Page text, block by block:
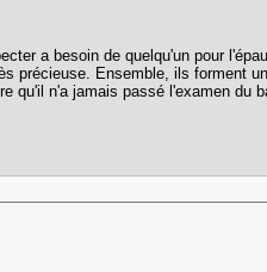
a besoin de quelqu'un pour
précieuse. Ensemble, ils forment
qu'il n'a jamais passé l'examen du